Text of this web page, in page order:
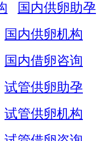
国内供卵助孕
国内供卵机构
国内借卵咨询
试管供卵助孕
试管供卵机构